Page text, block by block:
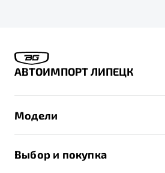
АВТОИМПОРТ ЛИПЕЦК
Модели
Выбор и покупка